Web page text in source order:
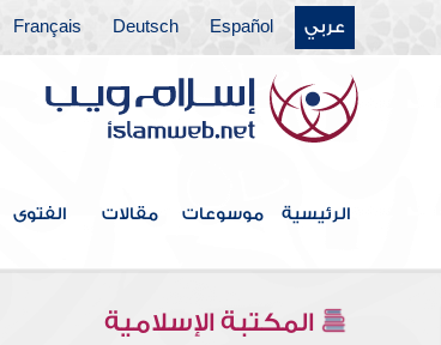
عربي Español
Deutsch
Français
الرئيسية موسوعات مقالات الفتوى
المكتبة الإسلامية
كتاب التهجد
كتاب فضل الصلاة في مسجد مكة والمدينة
كتاب العمل في الصلاة
كتاب السهو
كتاب الجنائز
كتاب الزكاة